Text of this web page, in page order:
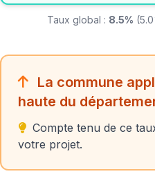
Taux global : 8.5%
La commune
haute du
Compte tenu de ce
votre projet.